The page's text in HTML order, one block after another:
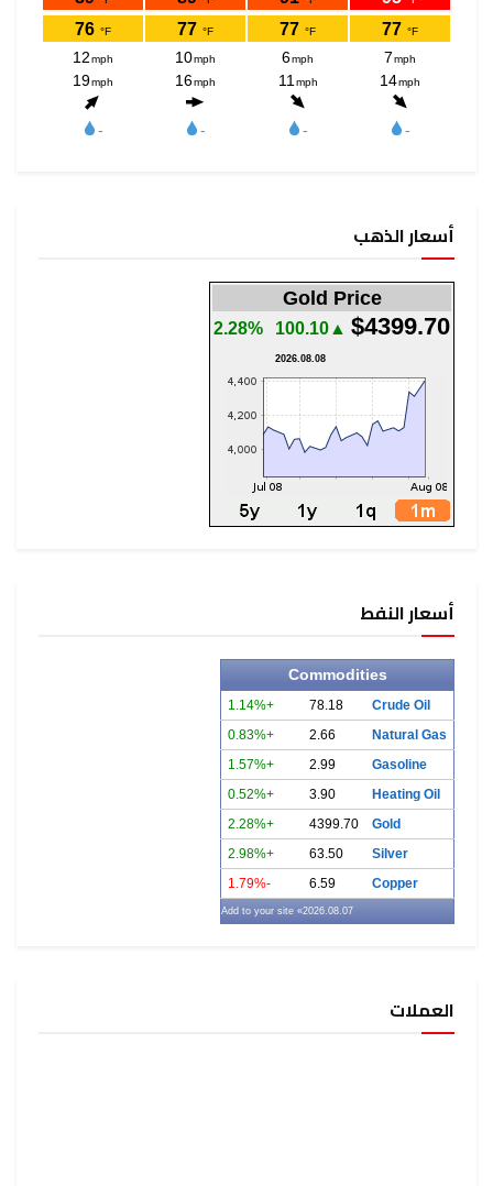
أسعار الذهب
Gold Price
$4399.70
▲100.10
2.28%
2026.08.08
أسعار النفط
Commodities
Crude Oil
78.18
+1.14%
Natural Gas
2.66
+0.83%
Gasoline
2.99
+1.57%
Heating Oil
3.90
+0.52%
Gold
4399.70
+2.28%
Silver
63.50
+2.98%
Copper
6.59
-1.79%
2026.08.07
» Add to your site
العملات